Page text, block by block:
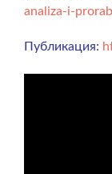
analiza-i-
Публикация: